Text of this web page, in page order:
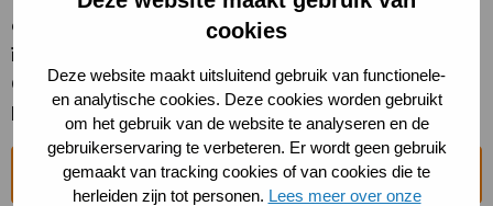
cookies
Deze website maakt uitsluitend gebruik van functionele-
en analytische cookies. Deze cookies worden gebruikt
om het gebruik van de website te analyseren en de
gebruikerservaring te verbeteren. Er wordt geen gebruik
gemaakt van tracking cookies of van cookies die te
herleiden zijn tot personen. Lees meer over onze
ondernemers en sportprofessionals samen om
inspiratie op te doen rondom het financieren van sport.
Ook in 2026 staat weer een nieuw en actueel thema
klaar.
De terugblik op het ´S-PORTCAFÉ